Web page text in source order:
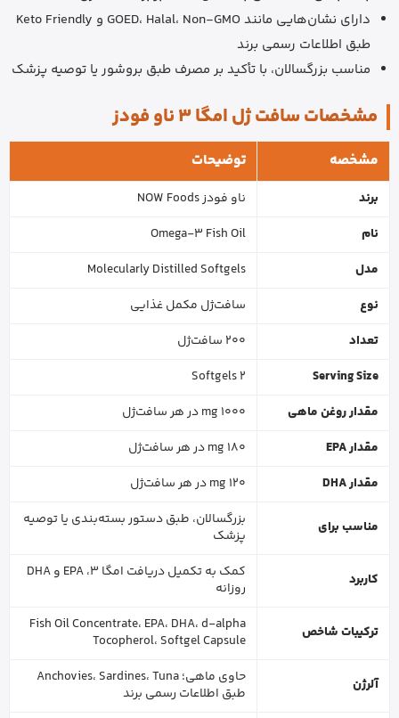
دارای نشان‌هایی مانند GOED، Halal، Non-GMO و Keto Friendly
طبق اطلاعات رسمی برند
مناسب بزرگسالان، با تأکید بر مصرف طبق بروشور یا توصیه پزشک
مشخصات سافت ژل امگا 3 ناو فودز
مشخصه توضیحات
برند
ناو فودز NOW Foods
نام
Omega-3 Fish Oil
مدل
Molecularly Distilled Softgels
نوع
سافت‌ژل مکمل غذایی
تعداد
200 سافت‌ژل
Serving Size
2 Softgels
مقدار روغن ماهی
1000 mg در هر سافت‌ژل
مقدار EPA
180 mg در هر سافت‌ژل
مقدار DHA
120 mg در هر سافت‌ژل
مناسب برای
بزرگسالان، طبق دستور بسته‌بندی یا توصیه
پزشک
کاربرد
کمک به تکمیل دریافت امگا 3، EPA و DHA
روزانه
ترکیبات شاخص
Fish Oil Concentrate، EPA، DHA، d-alpha
Tocopherol، Softgel Capsule
آلرژن
حاوی ماهی؛ Anchovies، Sardines، Tuna
طبق اطلاعات رسمی برند